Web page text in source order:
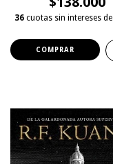
36 cuotas sin intereses de